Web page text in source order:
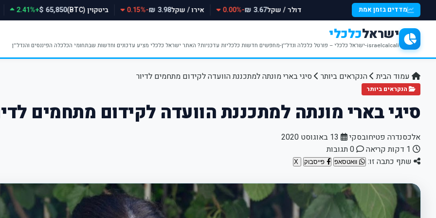
מדדים בזמן אמת דולר / שקל3.67 ₪
-0.00% אירו / שקל3.98 ₪
-0.15% ביטקוין (BTC) 65,850 $
+2.41%
ישראלכלכלי
israelcalcali-ישראל כלכלי – פורטל כלכלה ונדל''ן-מחפשים חדשות כלכליות עדכניות? האתר ישראל כלכלי מציע עדכונים וחדשות שבתחומי הכלכלה הפיננסים והנדל''ן
עמוד הבית הנקראים ביותר סיגי בארי מונתה למתכננת הוועדה לקידום מתחמים לדיור
הנקראים ביותר
סיגי בארי מונתה למתכננת הוועדה לקידום מתחמים
אלכסנדרה פטיחובסקי
שתף כתבה זו:
וואטסאפ פייסבוק